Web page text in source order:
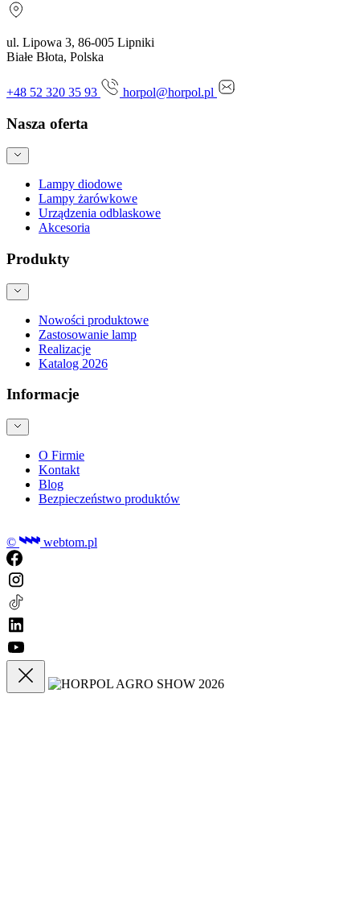
ul. Lipowa 3, 86-005 Lipniki
Białe Błota, Polska
+48 52 320 35 93 horpol@horpol.pl
Nasza oferta
Lampy diodowe
Lampy żarówkowe
Urządzenia odblaskowe
Akcesoria
Produkty
Nowości produktowe
Zastosowanie lamp
Realizacje
Katalog 2026
Informacje
O Firmie
Kontakt
Blog
Bezpieczeństwo produktów
© webtom.pl